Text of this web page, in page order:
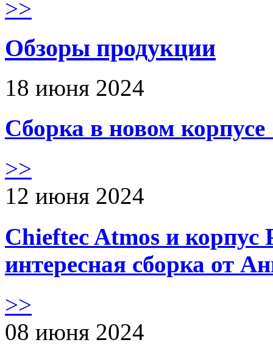
>>
Обзоры продукции
18 июня 2024
Сборка в новом
>>
12 июня 2024
Chieftec Atmos и корпус
интересная сборка от
>>
08 июня 2024